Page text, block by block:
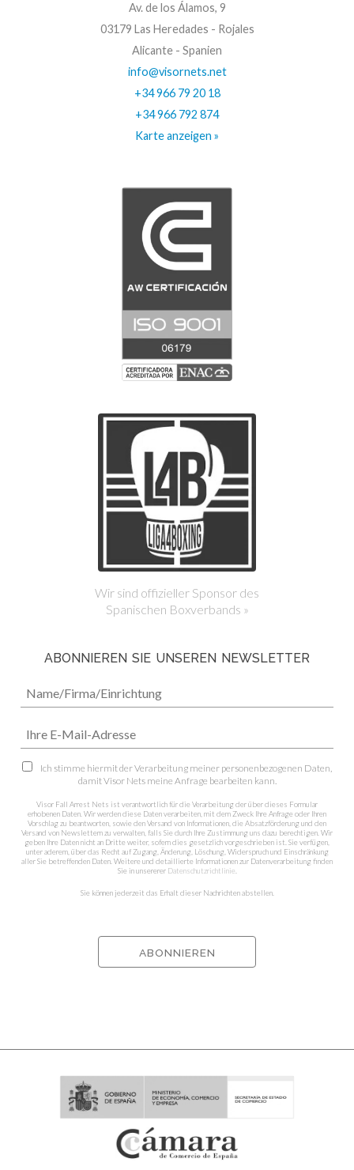
Av. de los Álamos, 9
03179 Las Heredades - Rojales
Alicante - Spanien
info@visornets.net
+34 966 79 20 18
+34 966 792 874
Karte anzeigen »
Wir sind offizieller Sponsor des
Spanischen Boxverbands »
ABONNIEREN SIE UNSEREN NEWSLETTER
Ich stimme hiermit der Verarbeitung meiner personenbezogenen Daten,
damit Visor Nets meine Anfrage bearbeiten kann.
Visor Fall Arrest Nets ist verantwortlich für die Verarbeitung der über dieses Formular
erhobenen Daten. Wir werden diese Daten verarbeiten, mit dem Zweck Ihre Anfrage oder Ihren
Vorschlag zu beantworten, sowie den Versand von Informationen, die Absatzförderung und den
Versand von Newslettern zu verwalten, falls Sie durch Ihre Zustimmung uns dazu berechtigen. Wir
geben Ihre Daten nicht an Dritte weiter, sofern dies gesetzlich vorgeschrieben ist. Sie verfügen,
unter aderem, über das Recht auf Zugang, Änderung, Löschung, Widerspruch und Einschränkung
aller Sie betreffenden Daten. Weitere und detaillierte Informationen zur Datenverarbeitung finden
Sie in unsererer Datenschutzrichtlinie
Sie können jederzeit das Erhalt dieser Nachrichten abstellen.